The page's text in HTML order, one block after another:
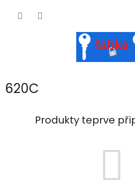
620C
Produkty teprve